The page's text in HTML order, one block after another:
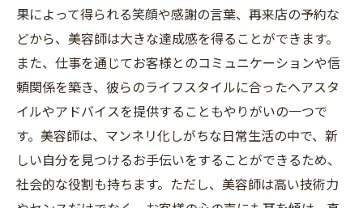
果によって得られる笑顔や感謝の言葉、再来店の予約な
どから、美容師は大きな達成感を得ることができます。
また、仕事を通じてお客様とのコミュニケーションや信
頼関係を築き、彼らのライフスタイルに合ったヘアスタ
イルやアドバイスを提供することもやりがいの一つで
す。美容師は、マンネリ化しがちな日常生活の中で、新
しい自分を見つけるお手伝いをすることができるため、
社会的な役割も持ちます。ただし、美容師は高い技術力